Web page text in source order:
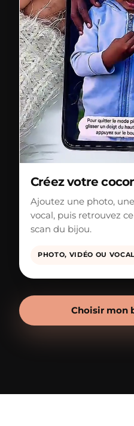
Créez votre
Ajoutez une photo,
vocal, puis retrouvez
scan du bijou.
PHOTO, VIDÉO OU VOCAL
Choisir mon